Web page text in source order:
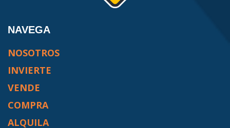
NAVEGA
NOSOTROS
INVIERTE
VENDE
COMPRA
ALQUILA